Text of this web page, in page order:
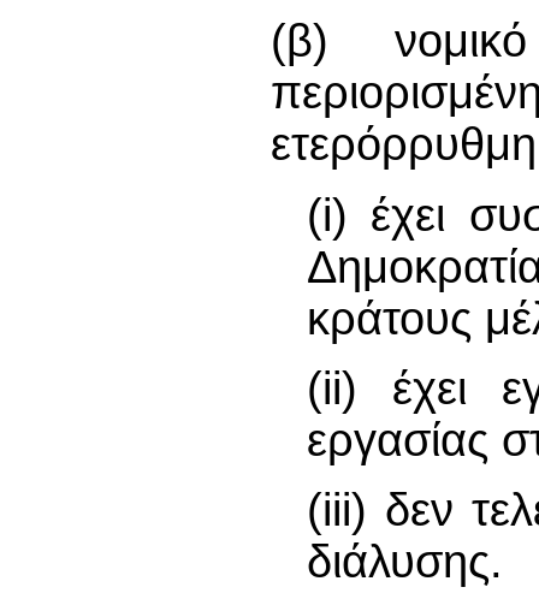
(β)
(i) έχει
κράτους
(ii) έχει
εργασίας
(iii) δεν
διάλυσης.